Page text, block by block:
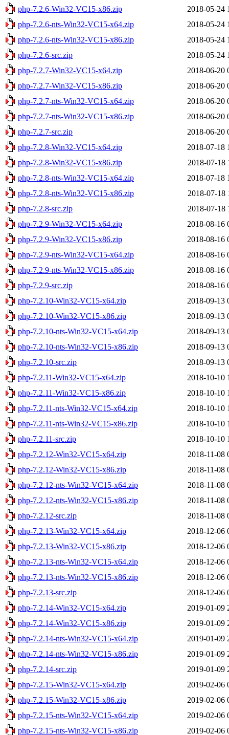
php-7.2.6-Win32-VC15-x86.zip
2018-05-24
php-7.2.6-nts-Win32-VC15-x64.zip
2018-05-24
php-7.2.6-nts-Win32-VC15-x86.zip
2018-05-24
php-7.2.6-src.zip
2018-05-24
php-7.2.7-Win32-VC15-x64.zip
2018-06-20
php-7.2.7-Win32-VC15-x86.zip
2018-06-20
php-7.2.7-nts-Win32-VC15-x64.zip
2018-06-20
php-7.2.7-nts-Win32-VC15-x86.zip
2018-06-20
php-7.2.7-src.zip
2018-06-20
php-7.2.8-Win32-VC15-x64.zip
2018-07-18
php-7.2.8-Win32-VC15-x86.zip
2018-07-18
php-7.2.8-nts-Win32-VC15-x64.zip
2018-07-18
php-7.2.8-nts-Win32-VC15-x86.zip
2018-07-18
php-7.2.8-src.zip
2018-07-18
php-7.2.9-Win32-VC15-x64.zip
2018-08-16
php-7.2.9-Win32-VC15-x86.zip
2018-08-16
php-7.2.9-nts-Win32-VC15-x64.zip
2018-08-16
php-7.2.9-nts-Win32-VC15-x86.zip
2018-08-16
php-7.2.9-src.zip
2018-08-16
php-7.2.10-Win32-VC15-x64.zip
2018-09-13
php-7.2.10-Win32-VC15-x86.zip
2018-09-13
php-7.2.10-nts-Win32-VC15-x64.zip
2018-09-13
php-7.2.10-nts-Win32-VC15-x86.zip
2018-09-13
php-7.2.10-src.zip
2018-09-13
php-7.2.11-Win32-VC15-x64.zip
2018-10-10
php-7.2.11-Win32-VC15-x86.zip
2018-10-10
php-7.2.11-nts-Win32-VC15-x64.zip
2018-10-10
php-7.2.11-nts-Win32-VC15-x86.zip
2018-10-10
php-7.2.11-src.zip
2018-10-10
php-7.2.12-Win32-VC15-x64.zip
2018-11-08
php-7.2.12-Win32-VC15-x86.zip
2018-11-08
php-7.2.12-nts-Win32-VC15-x64.zip
2018-11-08
php-7.2.12-nts-Win32-VC15-x86.zip
2018-11-08
php-7.2.12-src.zip
2018-11-08
php-7.2.13-Win32-VC15-x64.zip
2018-12-06
php-7.2.13-Win32-VC15-x86.zip
2018-12-06
php-7.2.13-nts-Win32-VC15-x64.zip
2018-12-06
php-7.2.13-nts-Win32-VC15-x86.zip
2018-12-06
php-7.2.13-src.zip
2018-12-06
php-7.2.14-Win32-VC15-x64.zip
2019-01-09
php-7.2.14-Win32-VC15-x86.zip
2019-01-09
php-7.2.14-nts-Win32-VC15-x64.zip
2019-01-09
php-7.2.14-nts-Win32-VC15-x86.zip
2019-01-09
php-7.2.14-src.zip
2019-01-09
php-7.2.15-Win32-VC15-x64.zip
2019-02-06
php-7.2.15-Win32-VC15-x86.zip
2019-02-06
php-7.2.15-nts-Win32-VC15-x64.zip
2019-02-06
php-7.2.15-nts-Win32-VC15-x86.zip
2019-02-06